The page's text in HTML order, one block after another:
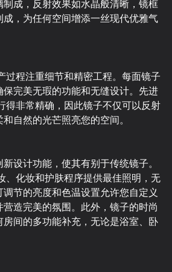
成，反射效果如水晶般清晰，镜框
，为任何空间增添一丝现代优雅气
过程注重细节和精密工程。每面镜子
完美无瑕的功能和无缝设计。先进
得非常精确，因此镜子不仅可以反射
自然的光芒照亮您的空间。
设计功能，使其有别于传统镜子。
、化妆和护肤程序提供最佳照明，无
节的亮度和色温设置允许您自定义
造完美的氛围。此外，镜子的时尚
间的多功能补充，无论是浴室、卧